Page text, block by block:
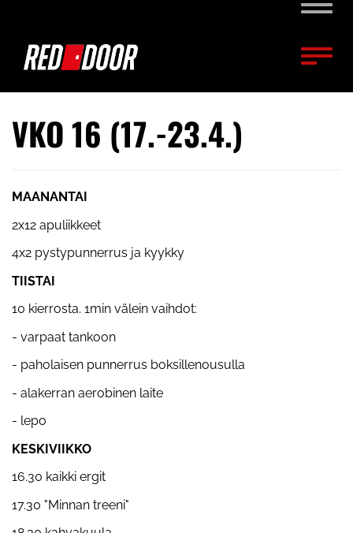
VKO 16 (17.-23.4.)
MAANANTAI
2x12 apuliikkeet
4x2 pystypunnerrus ja kyykky
TIISTAI
10 kierrosta. 1min välein vaihdot:
- varpaat tankoon
- paholaisen punnerrus boksillenousulla
- alakerran aerobinen laite
- lepo
KESKIVIIKKO
16.30 kaikki ergit
17.30 "Minnan treeni"